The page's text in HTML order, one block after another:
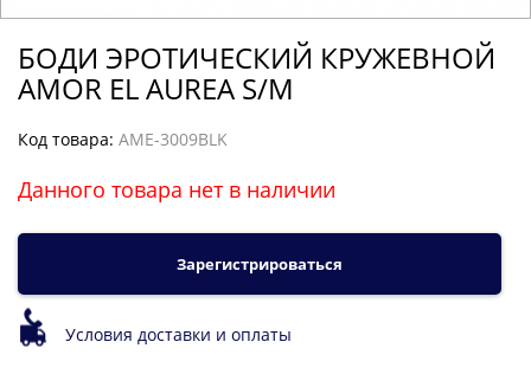
БОДИ ЭРОТИЧЕСКИЙ КРУЖЕВНОЙ
AMOR EL AUREA S/M
Код товара: AME-3009BLK
Данного товара нет в наличии
Зарегистрироваться
Условия доставки и оплаты